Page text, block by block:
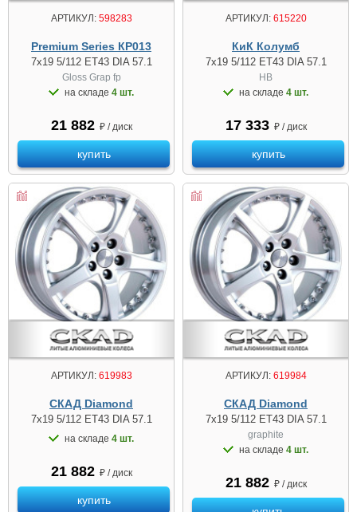
АРТИКУЛ:598283
Premium Series КР013
7x19 5/112 ET43 DIA 57.1
Gloss Grap fp
на складе 4 шт.
21 882 ₽ / диск
купить
АРТИКУЛ:615220
КиК Колумб
7x19 5/112 ET43 DIA 57.1
HB
на складе 4 шт.
17 333 ₽ / диск
купить
АРТИКУЛ:619983
СКАД Diamond
7x19 5/112 ET43 DIA 57.1
на складе 4 шт.
21 882 ₽ / диск
купить
АРТИКУЛ:619984
СКАД Diamond
7x19 5/112 ET43 DIA 57.1
graphite
на складе 4 шт.
21 882 ₽ / диск